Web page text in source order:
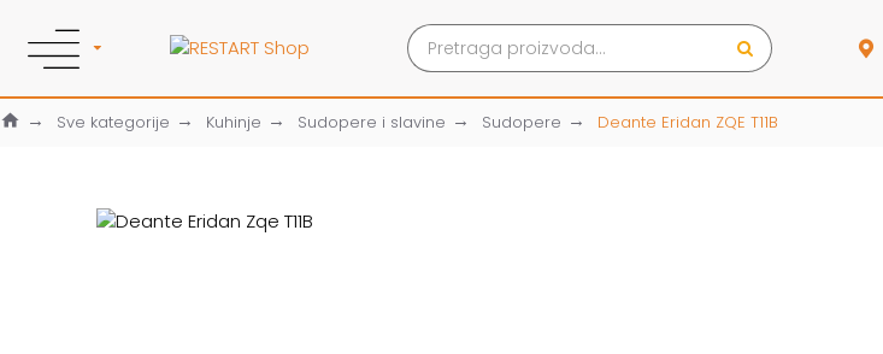
Sve kategorije Kuhinje Sudopere i slavine Sudopere Deante Eridan ZQE T11B